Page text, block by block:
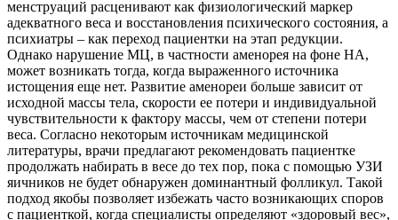
менструаций расценивают как физиологический маркер
адекватного веса и восстановления психического состояния, а
психиатры – как переход пациентки на этап редукции.
Однако нарушение МЦ, в частности аменорея на фоне НА,
может возникать тогда, когда выраженного источника
истощения еще нет. Развитие аменореи больше зависит от
исходной массы тела, скорости ее потери и индивидуальной
чувствительности к фактору массы, чем от степени потери
веса. Согласно некоторым источникам медицинской
литературы, врачи предлагают рекомендовать пациентке
продолжать набирать в весе до тех пор, пока с помощью УЗИ
яичников не будет обнаружен доминантный фолликул. Такой
подход якобы позволяет избежать часто возникающих споров
с пациенткой, когда специалисты определяют «здоровый вес»,